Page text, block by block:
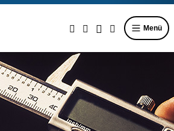
Menü